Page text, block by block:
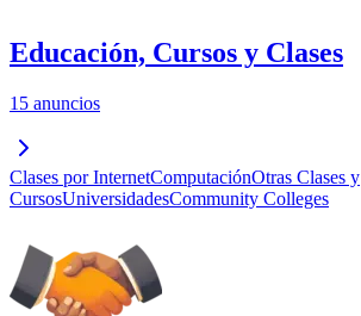
Educación, Cursos y Clases
15 anuncios
Clases por InternetComputaciónOtras Clases y
CursosUniversidadesCommunity Colleges